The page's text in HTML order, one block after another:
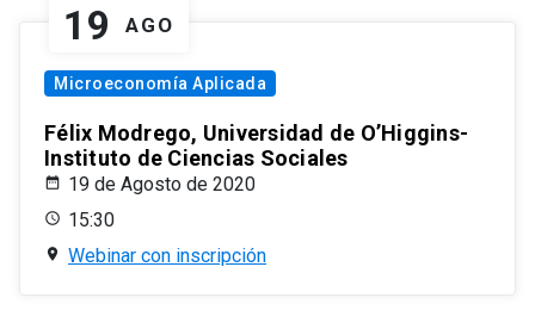
19 AGO
Microeconomía Aplicada
Félix Modrego, Universidad de O’Higgins-
Instituto de Ciencias Sociales
19 de Agosto de 2020
15:30
Webinar con inscripción